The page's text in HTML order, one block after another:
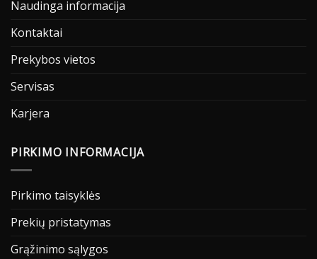
Naudinga informacija
Kontaktai
Prekybos vietos
Servisas
Karjera
PIRKIMO INFORMACIJA
Pirkimo taisyklės
Prekių pristatymas
Grąžinimo sąlygos